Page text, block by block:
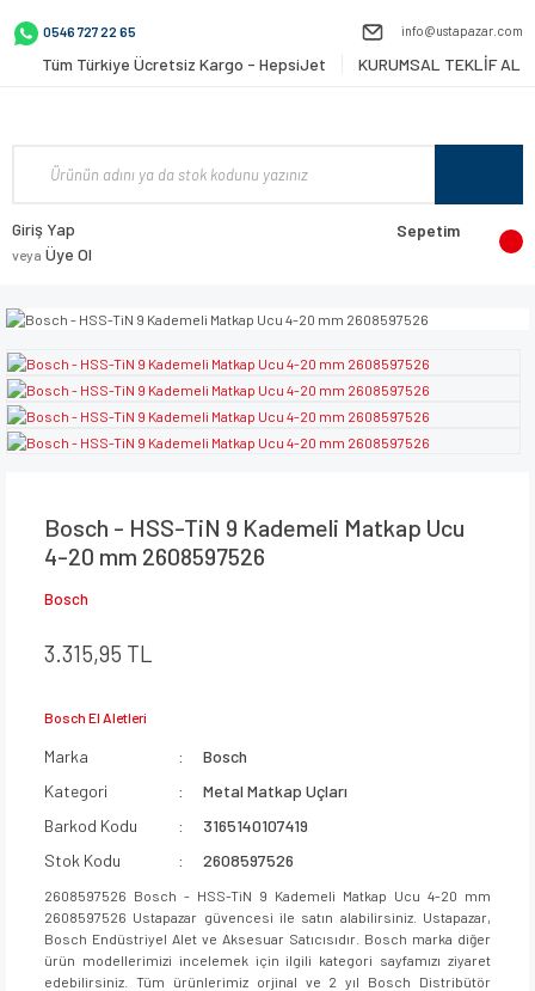
0546 727 22 65 info@ustapazar.com
Tüm Türkiye Ücretsiz Kargo - HepsiJet KURUMSAL TEKLİF AL
Giriş Yap
veya Üye Ol
Sepetim
Bosch - HSS-TiN 9 Kademeli Matkap Ucu
4-20 mm 2608597526
Bosch
3.315,95 TL
Bosch El Aletleri
Marka
Bosch
Kategori
Metal Matkap Uçları
Barkod Kodu
3165140107419
Stok Kodu
2608597526
2608597526 Bosch - HSS-TiN 9 Kademeli Matkap Ucu 4-20 mm
2608597526 Ustapazar güvencesi ile satın alabilirsiniz. Ustapazar,
Bosch Endüstriyel Alet ve Aksesuar Satıcısıdır. Bosch marka diğer
ürün modellerimizi incelemek için ilgili kategori sayfamızı ziyaret
edebilirsiniz. Tüm ürünlerimiz orjinal ve 2 yıl Bosch Distribütör